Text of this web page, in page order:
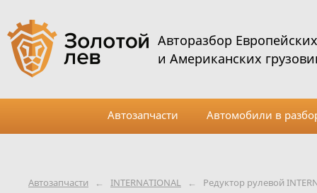
Автозапчасти ← INTERNATIONAL ← Редуктор рулевой
Авторазбор Европейских
и Американских
Автозапчасти Автомобили в